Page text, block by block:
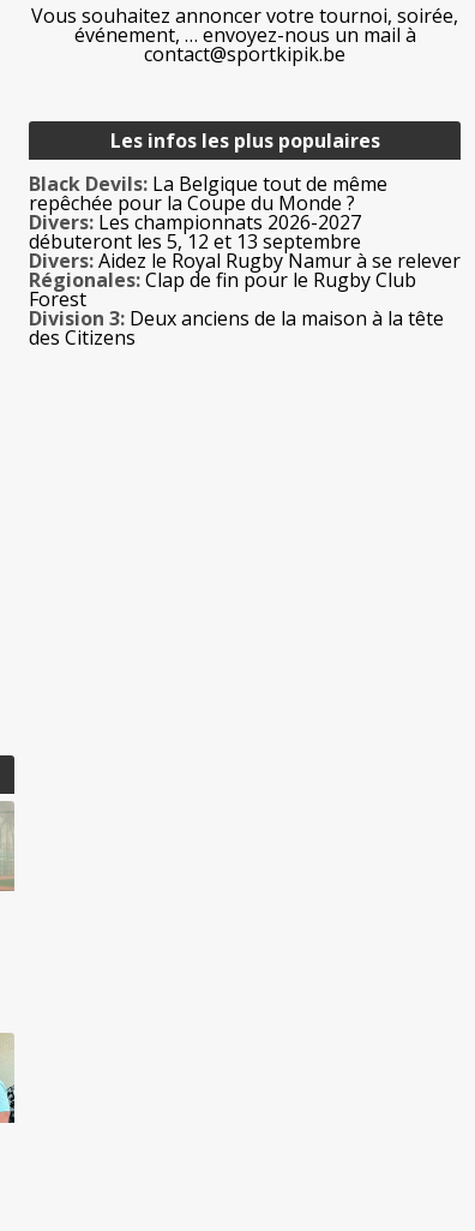
Vous souhaitez annoncer votre tournoi, soirée,
événement, … envoyez-nous un mail à
contact@sportkipik.be
Les infos les plus populaires
Black Devils: La Belgique tout de même
repêchée pour la Coupe du Monde ?
Divers: Les championnats 2026-2027
débuteront les 5, 12 et 13 septembre
Divers:Aidez le Royal Rugby Namur à se relever
Régionales:Clap de fin pour le Rugby Club
Forest
Division 3: Deux anciens de la maison à la tête
des Citizens